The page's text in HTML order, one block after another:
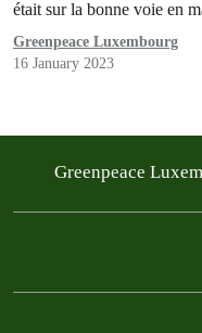
était sur la bonne voie en
Greenpeace Luxembourg
16 January 2023
Greenpeace